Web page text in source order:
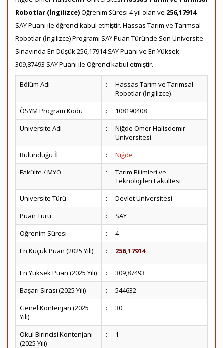
Robotlar (İngilizce)Öğrenim Süresi 4 yıl olan ve 256,17914
SAY Puanı ile öğrenci kabul etmiştir. Hassas Tarım ve Tarımsal
Robotlar (İngilizce) Programı SAY Puan Türünde Son Üniversite
Sınavında En Düşük 256,17914 SAY Puanı ve En Yüksek
309,87493 SAY Puanı ile Öğrenci kabul etmiştir.
Bölüm Adı :
Hassas Tarım ve Tarımsal
Robotlar (İngilizce)
ÖSYM Program Kodu
:
108190408
Üniversite Adı
:
Niğde Ömer Halisdemir
Üniversitesi
Bulunduğu İl
:
Niğde
Fakülte / MYO
:
Tarım Bilimleri ve
Teknolojileri Fakültesi
Üniversite Türü
:
Devlet Üniversitesi
Puan Türü
:
SAY
Öğrenim Süresi
:
4
En Küçük Puan (2025 Yılı)
: 256,17914
En Yüksek Puan (2025 Yılı) :
309,87493
Başarı Sırası (2025 Yılı)
:
544632
Genel Kontenjan (2025
Yılı)
: 30
Okul Birincisi Kontenjanı
(2025 Yılı)
: 1